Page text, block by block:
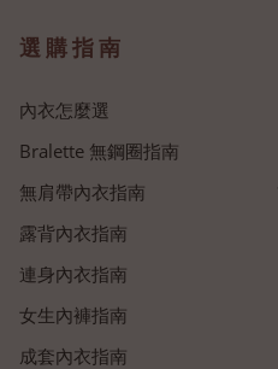
選購指南
內衣怎麼選
Bralette 無鋼圈指南
無肩帶內衣指南
露背內衣指南
連身內衣指南
女生內褲指南
成套內衣指南